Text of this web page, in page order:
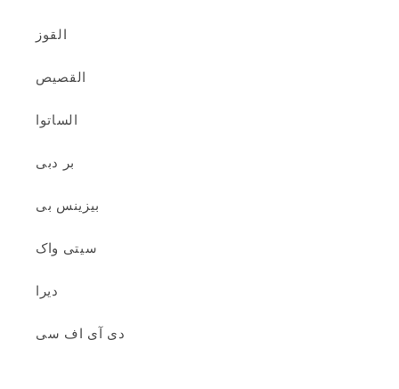
القوز
القصیص
الساتوا
بر دبی
بیزینس بی
سیتی واک
دیرا
دی آی اف سی